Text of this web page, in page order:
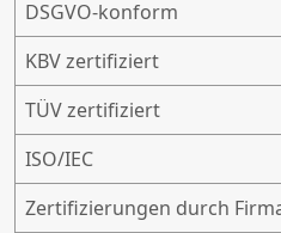
DSGVO-konform
KBV zertifiziert
TÜV zertifiziert
ISO/IEC
Zertifizierungen durch